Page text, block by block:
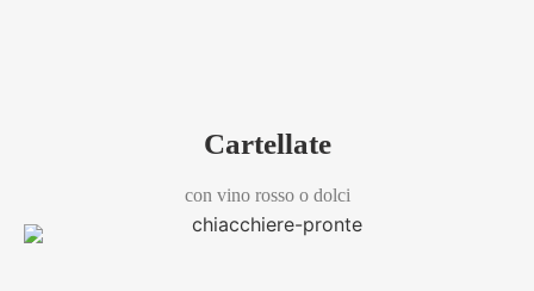
Cartellate
con vino rosso o dolci